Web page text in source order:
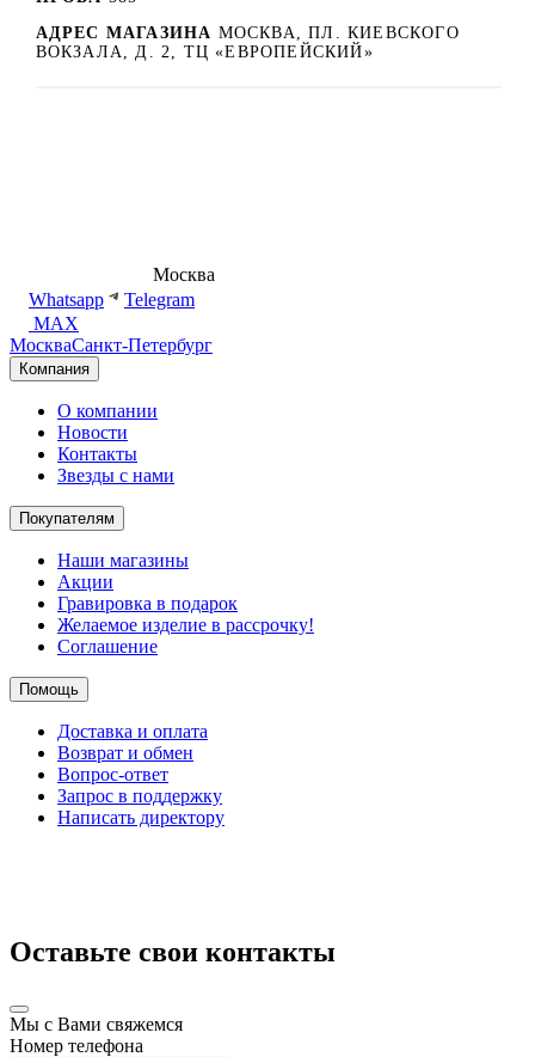
АДРЕС МАГАЗИНА МОСКВА, ПЛ. КИЕВСКОГО
ВОКЗАЛА, Д. 2, ТЦ «ЕВРОПЕЙСКИЙ»
Москва
Whatsapp
Telegram
MAX
МоскваСанкт-Петербург
Компания
О компании
Новости
Контакты
Звезды с нами
Покупателям
Наши магазины
Акции
Гравировка в подарок
Желаемое изделие в рассрочку!
Соглашение
Помощь
Доставка и оплата
Возврат и обмен
Вопрос-ответ
Запрос в поддержку
Написать директору
Оставьте свои контакты
Мы с Вами свяжемся
Номер телефона